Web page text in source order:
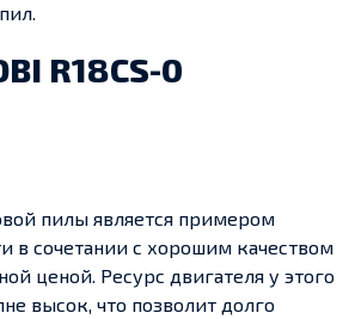
R18CS-0
пилы является примером
в сочетании с хорошим качеством
ценой. Ресурс двигателя у этого
высок, что позволит долго